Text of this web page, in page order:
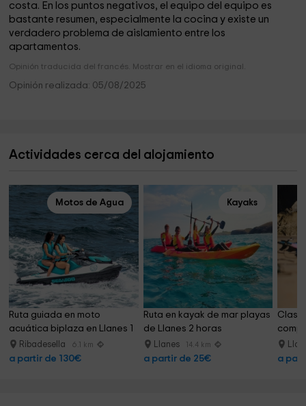
costa. En los puntos negativos, el equipo del equipo es
bastante resumen, especialmente la cocina y existe un
verdadero problema de aislamiento entre los
apartamentos.
Opinión traducida del francés. Mostrar en el idioma original.
Opinión realizada: 05/08/2025
Actividades cerca del alojamiento
Motos de Agua
Ruta guiada en moto
acuática biplaza en Llanes 1
h
Ribadesella 6.1 km
a partir de 130€
Kayaks
Ruta en kayak de mar playas
de Llanes 2 horas
Llanes 14.4 km
a partir de 25€ a